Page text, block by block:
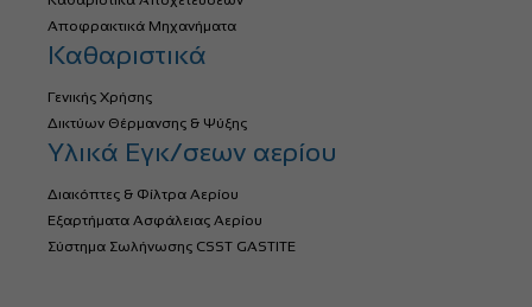
Αποφρακτικά Μηχανήματα
Καθαριστικά
Γενικής Χρήσης
Δικτύων Θέρμανσης & Ψύξης
Υλικά Εγκ/σεων αερίου
Διακόπτες & Φίλτρα Αερίου
Εξαρτήματα Ασφάλειας Αερίου
Σύστημα Σωλήνωσης CSST GASTITE